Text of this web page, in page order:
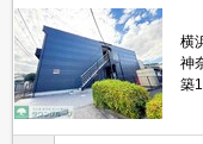
横
神
築